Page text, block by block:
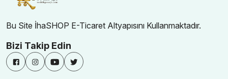
Bu Site İhaSHOP E-Ticaret Altyapısını Kullanmaktadır.
Bizi Takip Edin